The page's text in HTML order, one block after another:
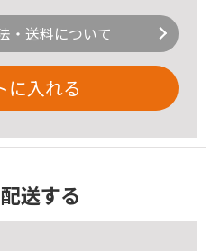
・送料について
に入れる
配送する